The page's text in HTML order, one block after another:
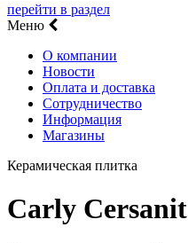
перейти в раздел
Меню
О компании
Новости
Оплата и доставка
Сотрудничество
Информация
Магазины
Керамическая плитка
Carly Cersanit